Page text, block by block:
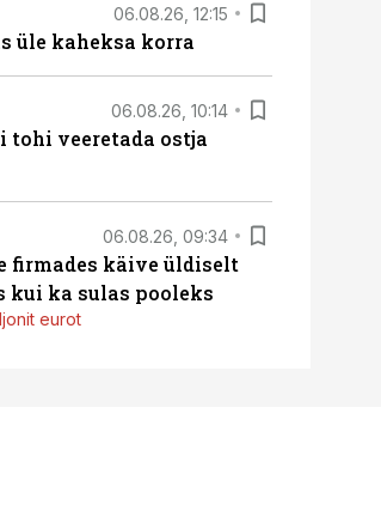
06.08.26, 12:15
üle kaheksa korra
06.08.26, 10:14
tohi veeretada ostja
06.08.26, 09:34
firmades käive üldiselt
kui ka sulas pooleks
eurot